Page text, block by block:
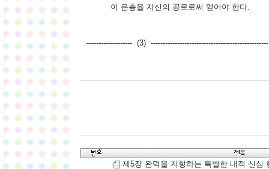
이 은총을 자신의 공로로써 얻어야 한다.
------------------- (3)
제5장 완덕을 지향하는 특별한 내적 신심